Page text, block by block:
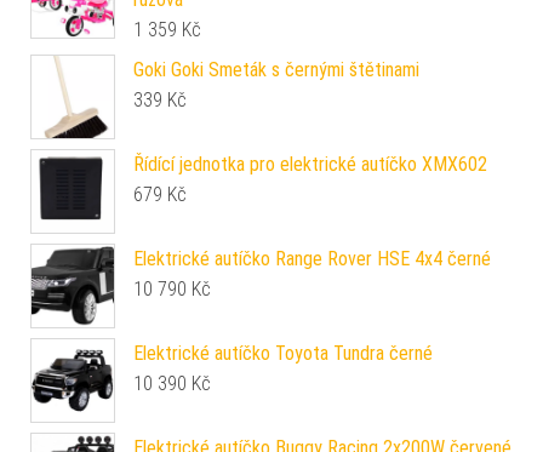
1 359 Kč
Goki Goki Smeták s černými štětinami
339 Kč
Řídící jednotka pro elektrické autíčko XMX602
679 Kč
Elektrické autíčko Range Rover HSE 4x4 černé
10 790 Kč
Elektrické autíčko Toyota Tundra černé
10 390 Kč